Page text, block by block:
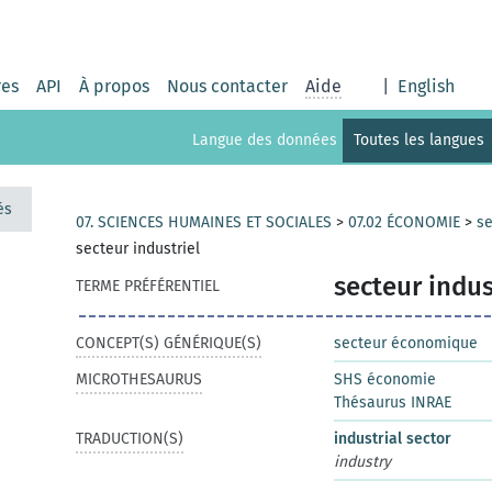
API À propos Nous contacter Aide English
Langue des données Toutes les langues
07. SCIENCES HUMAINES ET SOCIALES > 07.02 ÉCONOMIE >
secteur industriel
TERME PRÉFÉRENTIEL
secteur
CONCEPT(S) GÉNÉRIQUE(S)
secteur économique
MICROTHESAURUS
SHS économie
Thésaurus INRAE
TRADUCTION(S)
industrial sector
industry